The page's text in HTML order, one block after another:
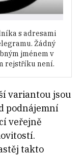
s adresami
Žádný
jménem v
rejstříku není.
variantou jsou
podnájemní
veřejně
takto